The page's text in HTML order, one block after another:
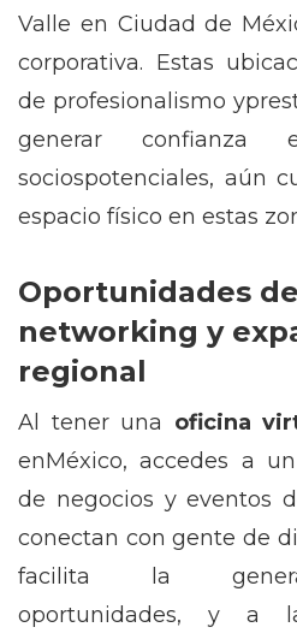
Valle en Ciudad de
corporativa. Estas
de profesionalismo
generar confianza
sociospotenciales, aún
espacio físico en estas
Oportunidades
networking y
regional
Al tener una oficina
enMéxico, accedes a
de negocios y eventos
conectan con gente de
facilita la
oportunidades, y a